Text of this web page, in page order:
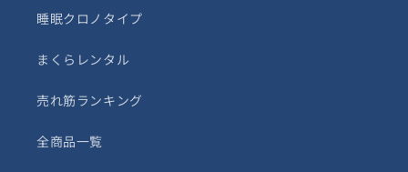
睡眠クロノタイプ
まくらレンタル
売れ筋ランキング
全商品一覧